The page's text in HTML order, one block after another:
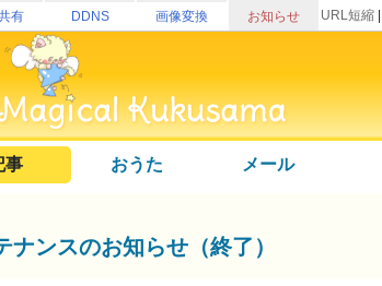
有 DDNS 画像変換 お知らせ URL短縮
事 おうた メール
ナンスのお知らせ（終了）